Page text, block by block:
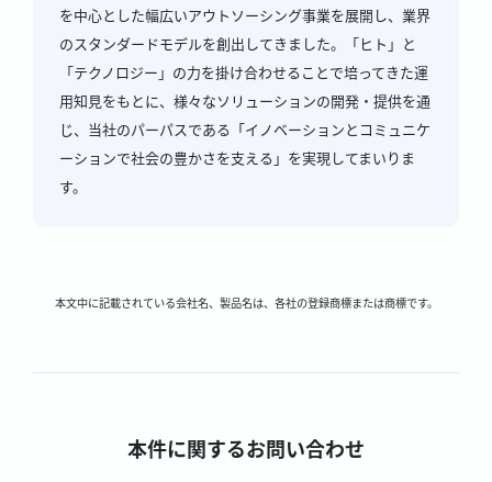
を中心とした幅広いアウトソーシング事業を展開し、業界
のスタンダードモデルを創出してきました。「ヒト」と
「テクノロジー」の力を掛け合わせることで培ってきた運
用知見をもとに、様々なソリューションの開発・提供を通
じ、当社のパーパスである「イノベーションとコミュニケ
ーションで社会の豊かさを支える」を実現してまいりま
す。
本文中に記載されている会社名、製品名は、各社の登録商標または商標です。
本件に関するお問い合わせ